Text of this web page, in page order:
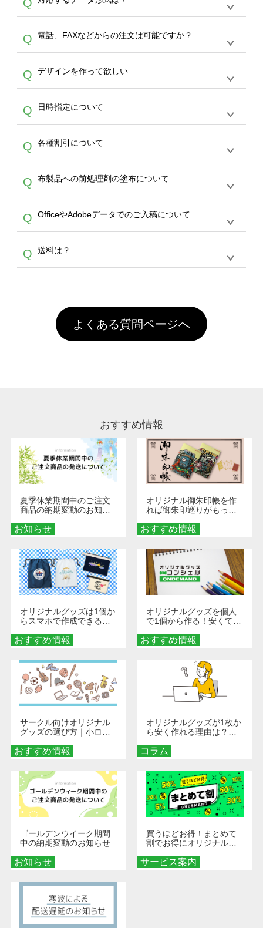
生産にて承っております。デザインツールから
デザインの作成から決済まで完了できます。
30枚以上やシルク印刷など、大口注文の場合
は、サポートが担当するエコバッグコンシェル
やタンブラーコンシェルをご利用ください。製
作する数量が多ければ多いほど、オンデマンド
サービスよりも低価格で製作することが可能で
す。
Q
A
ドできるデータ形式は、JPG / PNG / AI / PSD /
PDF 形式になります。データの最大サイズ
写真などもアップロード可能です。使用できな
い画像はエラーになります。（※ Illustratorか
らの直接入稿には対応していません。AIで保存
し、デザインツールからアップロードして下さ
い）
Q 電話、FAXなどからの注文は可能ですか？
A
文のみ受け付けております。30個以上のご製
作をお考えの方は、サポートが担当するエコバ
スをご利用頂ければ、電話やFAX、メールなど
でご注文が可能です。
Q デザインを作って欲しい
A
を作って欲しい。などの場合は、製作数量が
30個以上であれば、サポート担当が、デザイ
バッグコンシェル
サー
ビスをご利用ください。(※ 30個以下の場合
は、デザインツールをご利用ください)
Q 日時指定について
A
ん。発送後18時以降に配送業者・伝票番号を
メールでお知らせいたしますので、直接配送業
者にご連絡いただき調整をお願い致します。
Q 各種割引について
A
カート内で自動的に割引(最大50%)が適用され
ます。 【付与ポイント】購入金額の1％が1ポ
イントとして付与され、次回ご注文時に1ポイ
ント＝1円としてお使いいただけます。ポイン
トは発送完了の翌日に付与され、次回ご注文時
からご利用頂けます。ポイントの有効期限は一
年間です。【会員ランク】過去10カ月のご注
文回数により会員ランク割引(最大5%)が適用
頂いても、ログインがされていなければ、ラン
クにカウントがされません。
Q 布製品への前処理剤の塗布について
A
意点（前処理剤）】カラー生地（Tシャツのホ
ワイト、トートバッグのナチュラル、ホワイト
といって、プリントを定着させるための処理剤
を塗布しており、短納期・低価格で商品をお届
害な性質で、水洗いで落とすことが可能です。
お手数ですが、お客様ご自身にて着用前に落と
していただけますようお願いいたします。※1
通常注文・直送機能でのご注文に関わらず、前
Q OfficeやAdobeデータでのご入稿について
A
ません。いずれのデータも該当デザインのみ画
像(JPEG,PNG,GIF,PDF)に変換、またはAdobe
Q 送料は？
引」などによるお値引きで4,000円未満になる
場合は送料がかかりますので、ご注意くださ
い。
よくある質問ページへ
おすすめ情報
お知らせ
夏季休業期間中のご注文
商品の納期変動のお知ら
おすすめ情報
オリジナル御朱印帳を作
れば御朱印巡りがもっと
ダーメイドする魅力と選
び方
おすすめ情報
オリジナルグッズは1個か
らスマホで作成できる！
くなる巾着＆ポーチ活用
術
おすすめ情報
オリジナルグッズを個人
で1個から作る！安くて簡
秘訣
おすすめ情報
サークル向けオリジナル
グッズの選び方｜小ロッ
める秘訣
コラム
オリジナルグッズが1枚か
ら安く作れる理由は？オ
とメリットを解説
お知らせ
ゴールデンウイーク期間
中の納期変動のお知らせ
サービス案内
買うほどお得！まとめて
割でお得にオリジナルグ